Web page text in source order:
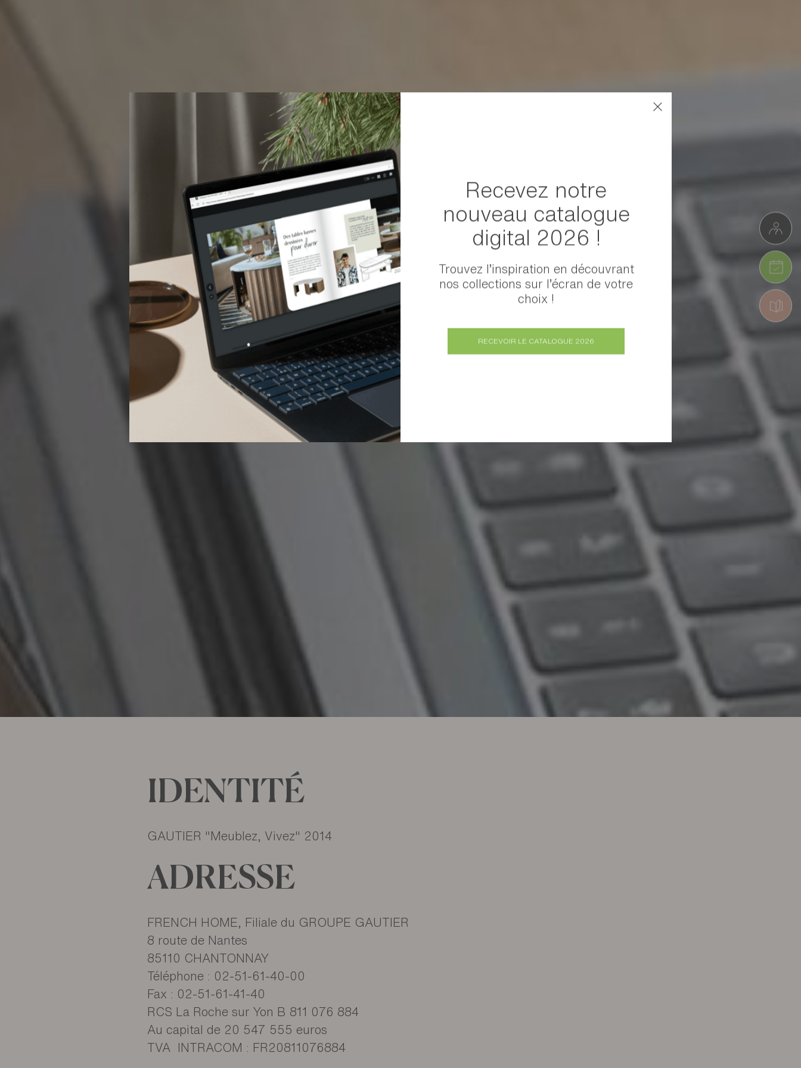
IDENTITÉ
GAUTIER "Meublez, Vivez" 2014
ADRESSE
FRENCH HOME, Filiale du GROUPE GAUTIER
8 route de Nantes
85110 CHANTONNAY
Téléphone : 02-51-61-40-00
Recevez notre
nouveau catalogue
digital 2026 !
Trouvez l’inspiration en découvrant
nos collections sur l’écran de votre
choix !
RECEVOIR LE CATALOGUE 2026